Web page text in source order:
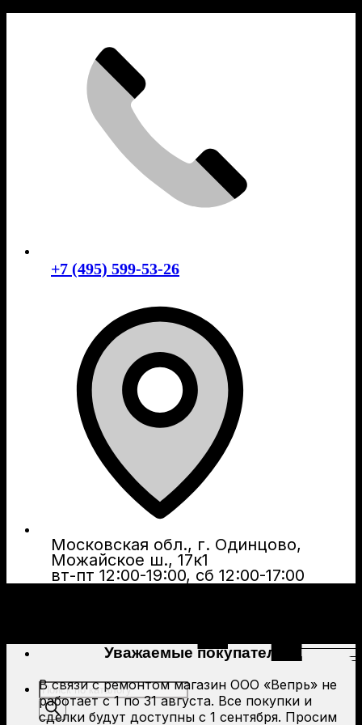
+7 (495) 599-53-26
Московская обл., г. Одинцово,
Можайское ш., 17к1
вт-пт 12:00-19:00, сб 12:00-17:00
Поиск
товаров
Уважаемые покупатели!
В связи с ремонтом магазин ООО «Вепрь» не
работает с 1 по 31 августа. Все покупки и
сделки будут доступны с 1 сентября. Просим